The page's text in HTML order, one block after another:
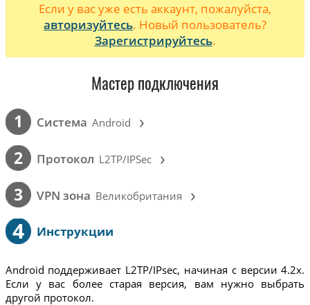
Если у вас уже есть аккаунт, пожалуйста,
авторизуйтесь. Новый пользователь?
Зарегистрируйтесь.
Мастер подключения
1 Cистема Android ›
2 Протокол L2TP/IPSec ›
3 VPN зона Великобритания ›
4 Инструкции
Android поддерживает L2TP/IPsec, начиная с версии 4.2x.
Если у вас более старая версия, вам нужно выбрать
другой протокол.